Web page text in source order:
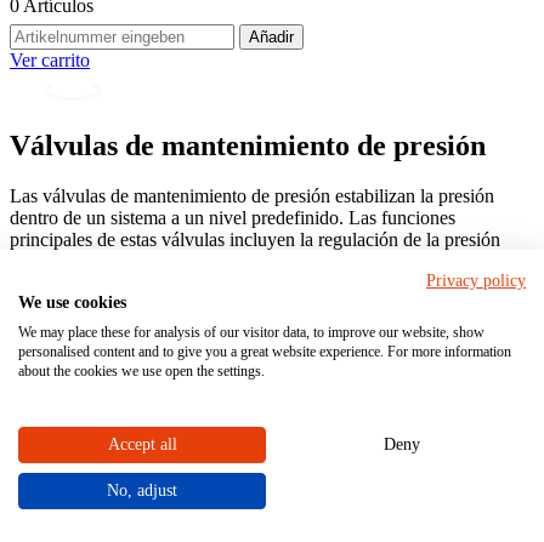
0 Artículos
Añadir
Ver carrito
Válvulas de mantenimiento de presión
Las válvulas de mantenimiento de presión estabilizan la presión
dentro de un sistema a un nivel predefinido. Las funciones
principales de estas válvulas incluyen la regulación de la presión
instalación así como el aseguramiento de la presión para evitar daños
o fallos de funcionamiento. Las válvulas de mantenimiento de
presión garantizan el rendimiento constante de las instalaciones
industriales de procesos. En dependencia de la aplicación se utilizan
diferentes tipos de válvulas de mantenimiento de presión.
otras válvulas industriales, se pueden configurar individualmente y
pedir en latienda en línea.
Hacer su pedido ahora
Privacy policy
We use cookies
We may place these for analysis of our visitor data, to improve our website, show
personalised content and to give you a great website experience. For more information
about the cookies we use open the settings.
Accept all Deny
No, adjust